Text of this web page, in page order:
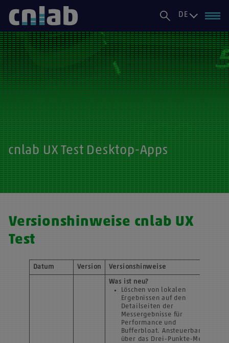
DE
cnlab UX Test - Speedtest
cnlab UX Test Desktop-Apps
Versionshinweise cnlab UX
Test
Datum Version Versionshinweise
Was ist neu?
Löschen von lokalen
Ergebnissen auf den
Detailseiten der
Messergebnisse für
Performance und
Bufferbloat. Ansteuerbar
über das Drei-Punkte-Menü